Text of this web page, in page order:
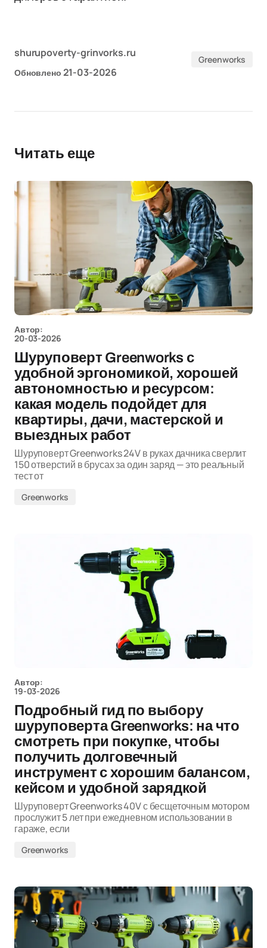
shurupoverty-grinvorks.ru
Обновлено 21-03-2026
Greenworks
Читать еще
Автор:
20-03-2026
Шуруповерт Greenworks с
удобной эргономикой, хорошей
автономностью и ресурсом:
какая модель подойдет для
квартиры, дачи, мастерской и
выездных работ
Шуруповерт Greenworks 24V в руках дачника сверлит
150 отверстий в брусах за один заряд — это реальный
тест от
Greenworks
Автор:
19-03-2026
Подробный гид по выбору
шуруповерта Greenworks: на что
смотреть при покупке, чтобы
получить долговечный
инструмент с хорошим балансом,
кейсом и удобной зарядкой
Шуруповерт Greenworks 40V с бесщеточным мотором
прослужит 5 лет при ежедневном использовании в
гараже, если
Greenworks